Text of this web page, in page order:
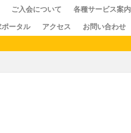
ご入会について 各種サービス案内
ータル アクセス
お問い合わせ